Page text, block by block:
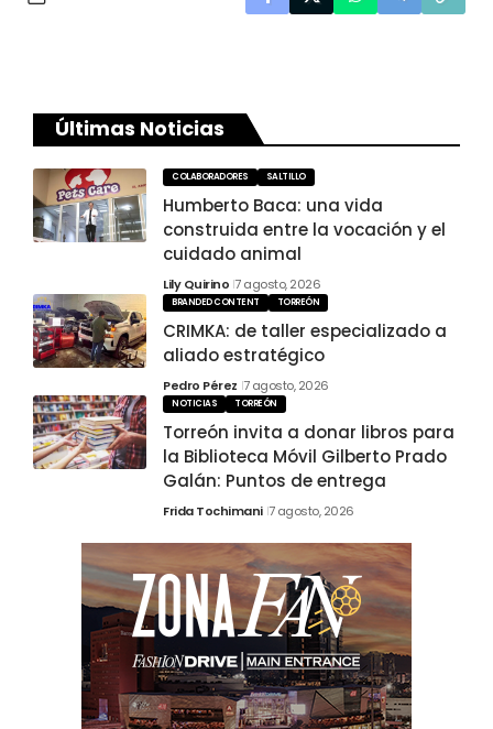
Últimas Noticias
COLABORADORES SALTILLO
Humberto Baca: una vida
construida entre la vocación y el
cuidado animal
Lily Quirino 7 agosto, 2026
BRANDED CONTENT TORREÓN
CRIMKA: de taller especializado a
aliado estratégico
Pedro Pérez 7 agosto, 2026
NOTICIAS TORREÓN
Torreón invita a donar libros para
la Biblioteca Móvil Gilberto Prado
Galán: Puntos de entrega
Frida Tochimani 7 agosto, 2026